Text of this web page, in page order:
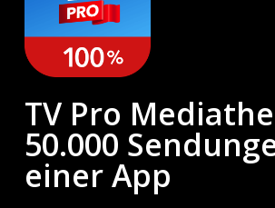
TV Pro
50.000
einer App